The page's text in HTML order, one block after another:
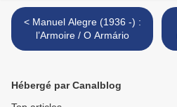
< Manuel Alegre (1936 -) :
l’Armoire / O Armário
Hébergé par Canalblog